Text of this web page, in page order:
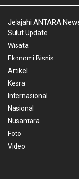
Jelajahi ANTARA
Sulut Update
Wisata
Ekonomi Bisnis
Artikel
Kesra
Internasional
Nasional
Nusantara
Foto
Video